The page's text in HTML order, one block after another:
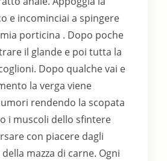
e incominciai a spingere
porticina . Dopo poche
il glande e poi tutta la
Dopo qualche vai e
la verga viene
rendendo la scopata
i muscoli dello sfintere
con piacere dagli
mazza di carne. Ogni